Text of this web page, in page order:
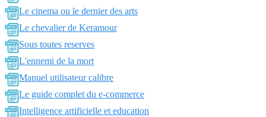
Le cinema ou le dernier des arts
Le chevalier de Keramour
Sous toutes reserves
L'ennemi de la mort
Manuel utilisateur calibre
Le guide complet du e-commerce
Intelligence artificielle et education